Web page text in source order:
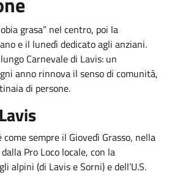
grasa” nel centro, poi la
e il lunedì dedicato agli anziani.
Carnevale di Lavis: un
anno rinnova il senso di comunità,
di persone.
sempre il Giovedì Grasso, nella
Pro Loco locale, con la
alpini (di Lavis e Sorni) e dell’U.S.